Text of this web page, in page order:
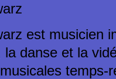
est musicien
la danse et la
temps-